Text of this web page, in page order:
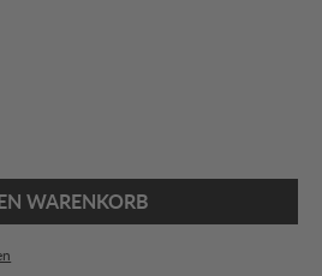
WARENKORB